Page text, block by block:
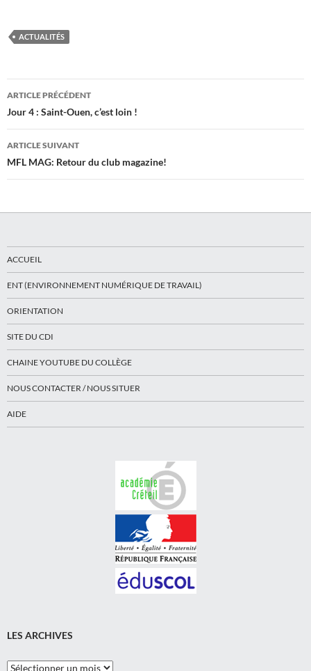
ACTUALITÉS
Navigation
des
articles
ARTICLE PRÉCÉDENT
Jour 4 : Saint-Ouen, c’est loin !
ARTICLE SUIVANT
MFL MAG: Retour du club magazine!
ACCUEIL
ENT (ENVIRONNEMENT NUMÉRIQUE DE TRAVAIL)
ORIENTATION
SITE DU CDI
CHAINE YOUTUBE DU COLLÈGE
NOUS CONTACTER / NOUS SITUER
AIDE
LES ARCHIVES
Les